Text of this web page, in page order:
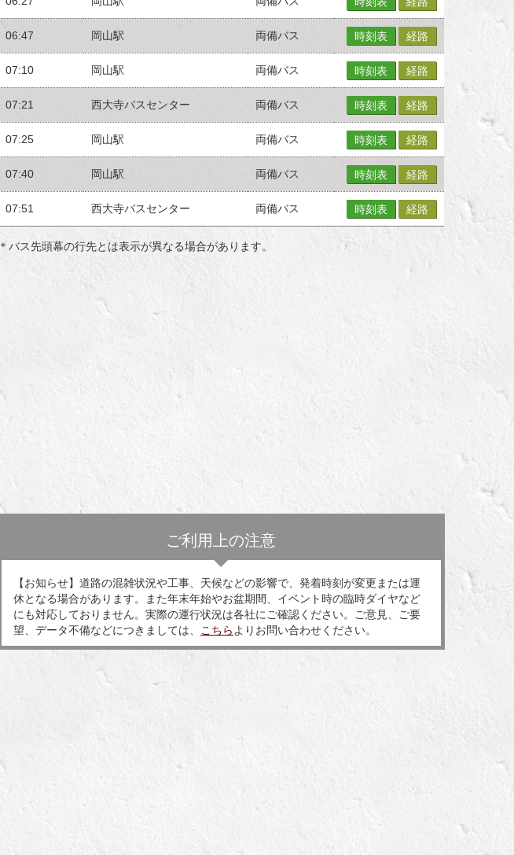
06:47 岡山駅 両備バス 時刻表 経路
07:10 岡山駅 両備バス 時刻表 経路
07:21 西大寺バスセンター 両備バス 時刻表 経路
07:25 岡山駅 両備バス 時刻表 経路
07:40 岡山駅 両備バス 時刻表 経路
07:51 西大寺バスセンター 両備バス 時刻表 経路
＊バス先頭幕の行先とは表示が異なる場合があります。
ご利用上の注意
【お知らせ】道路の混雑状況や工事、天候などの影響で、発着時刻が変更または運
休となる場合があります。また年末年始やお盆期間、イベント時の臨時ダイヤなど
にも対応しておりません。実際の運行状況は各社にご確認ください。ご意見、ご要
望、データ不備などにつきましては、
こちら よりお問い合わせください。